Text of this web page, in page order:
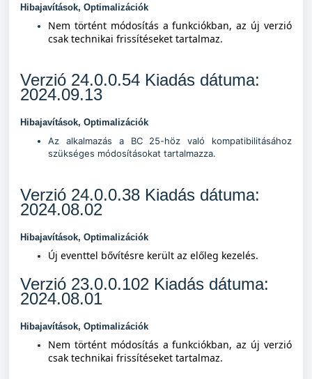
Hibajavítások, Optimalizációk
Nem történt módosítás a funkciókban, az új verzió
csak technikai frissítéseket tartalmaz.
Verzió 24.0.0.54 Kiadás dátuma:
2024.09.13
Hibajavítások, Optimalizációk
Az alkalmazás a BC 25-höz való kompatibilitásához
szükséges módosításokat tartalmazza.
Verzió 24.0.0.38 Kiadás dátuma:
2024.08.02
Hibajavítások, Optimalizációk
Új eventtel bővítésre került az előleg kezelés.
Verzió 23.0.0.102 Kiadás dátuma:
2024.08.01
Hibajavítások, Optimalizációk
Nem történt módosítás a funkciókban, az új verzió
csak technikai frissítéseket tartalmaz.